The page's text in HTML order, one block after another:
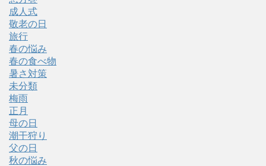
成人式
敬老の日
旅行
春の悩み
春の食べ物
暑さ対策
未分類
梅雨
正月
母の日
潮干狩り
父の日
秋の悩み